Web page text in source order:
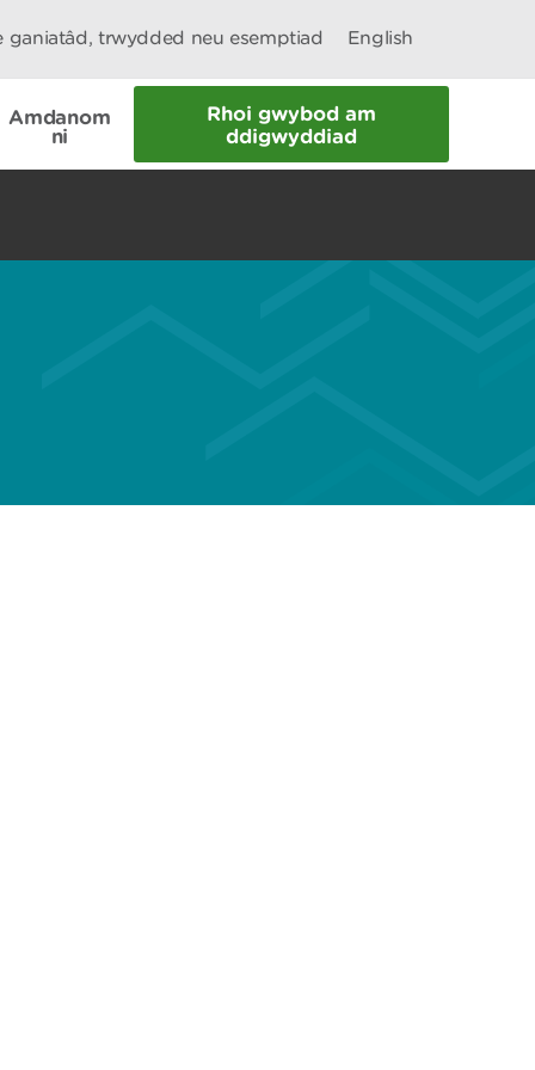
ganiatâd, trwydded neu esemptiad English
Amdanom
ni
Rhoi gwybod am
ddigwyddiad